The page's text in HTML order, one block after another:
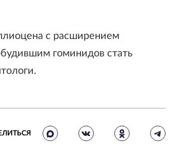
с расширением
гоминидов стать